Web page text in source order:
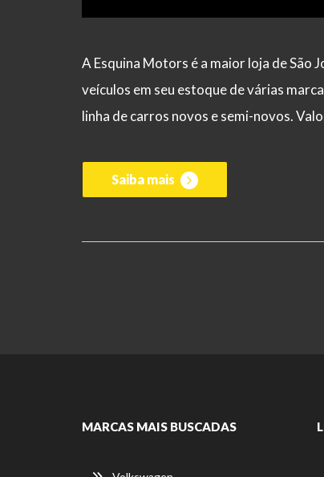
A Esquina Motors é a maior loja de São
veículos em seu estoque de várias
linha de carros novos e semi-novos.
Saiba mais
MARCAS MAIS BUSCADAS